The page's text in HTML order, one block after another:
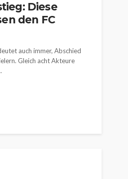
Diese
den FC
auch immer, Abschied
Gleich acht Akteure